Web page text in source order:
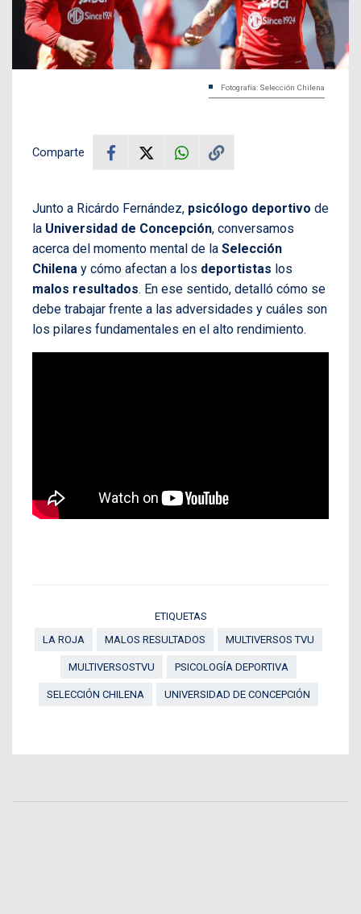
Fotografía: Selección Chilena
Comparte
Junto a Ricárdo Fernández, psicólogo deportivo de
la Universidad de Concepción, conversamos
acerca del momento mental de la Selección
Chilena y cómo afectan a los deportistas los
malos resultados. En ese sentido, detalló cómo se
debe trabajar frente a las adversidades y cuáles son
los pilares fundamentales en el alto rendimiento.
ETIQUETAS
LA ROJA
MALOS RESULTADOS MULTIVERSOS TVU
MULTIVERSOSTVU PSICOLOGÍA DEPORTIVA
SELECCIÓN CHILENA UNIVERSIDAD DE CONCEPCIÓN